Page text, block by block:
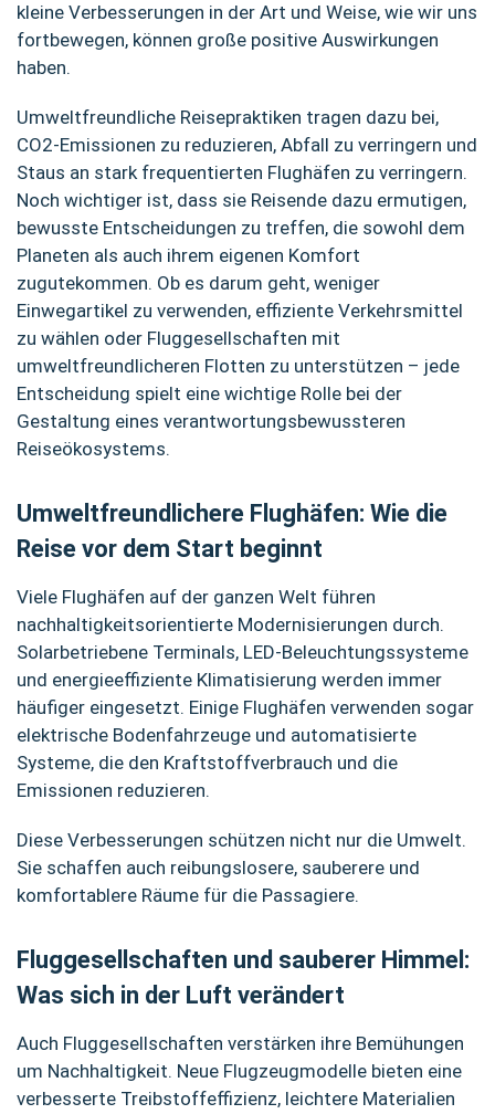
kleine Verbesserungen in der Art und Weise, wie wir uns
fortbewegen, können große positive Auswirkungen
haben.
Umweltfreundliche Reisepraktiken tragen dazu bei,
CO2-Emissionen zu reduzieren, Abfall zu verringern und
Staus an stark frequentierten Flughäfen zu verringern.
Noch wichtiger ist, dass sie Reisende dazu ermutigen,
bewusste Entscheidungen zu treffen, die sowohl dem
Planeten als auch ihrem eigenen Komfort
zugutekommen. Ob es darum geht, weniger
Einwegartikel zu verwenden, effiziente Verkehrsmittel
zu wählen oder Fluggesellschaften mit
umweltfreundlicheren Flotten zu unterstützen – jede
Entscheidung spielt eine wichtige Rolle bei der
Gestaltung eines verantwortungsbewussteren
Reiseökosystems.
Umweltfreundlichere Flughäfen: Wie die
Reise vor dem Start beginnt
Viele Flughäfen auf der ganzen Welt führen
nachhaltigkeitsorientierte Modernisierungen durch.
Solarbetriebene Terminals, LED-Beleuchtungssysteme
und energieeffiziente Klimatisierung werden immer
häufiger eingesetzt. Einige Flughäfen verwenden sogar
elektrische Bodenfahrzeuge und automatisierte
Systeme, die den Kraftstoffverbrauch und die
Emissionen reduzieren.
Diese Verbesserungen schützen nicht nur die Umwelt.
Sie schaffen auch reibungslosere, sauberere und
komfortablere Räume für die Passagiere.
Fluggesellschaften und sauberer Himmel:
Was sich in der Luft verändert
Auch Fluggesellschaften verstärken ihre Bemühungen
um Nachhaltigkeit. Neue Flugzeugmodelle bieten eine
verbesserte Treibstoffeffizienz, leichtere Materialien